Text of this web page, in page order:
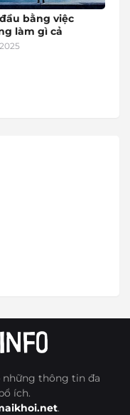
bằng việc
làm gì cả
những thông tin đa
ích.
.